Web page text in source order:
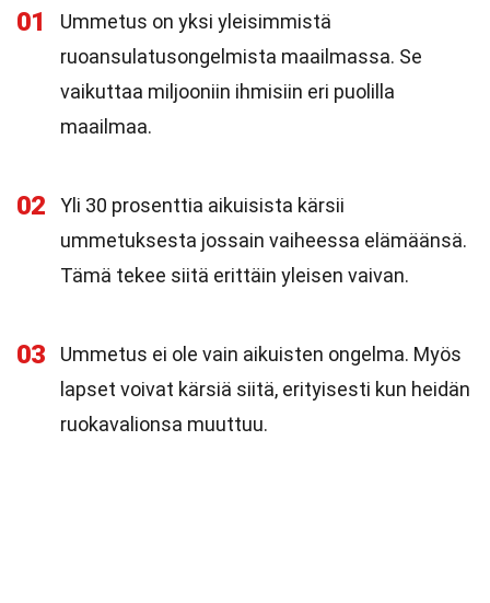
01
Ummetus on yksi yleisimmistä
ruoansulatusongelmista maailmassa. Se
vaikuttaa miljooniin ihmisiin eri puolilla
maailmaa.
02
Yli 30 prosenttia aikuisista kärsii
ummetuksesta jossain vaiheessa elämäänsä.
Tämä tekee siitä erittäin yleisen vaivan.
03
Ummetus ei ole vain aikuisten ongelma. Myös
lapset voivat kärsiä siitä, erityisesti kun heidän
ruokavalionsa muuttuu.